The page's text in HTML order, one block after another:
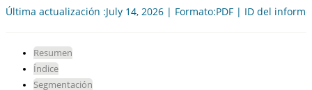
Última actualización :July 14, 2026 | Formato:PDF | ID del
Resumen
Índice
Segmentación